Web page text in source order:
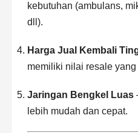
kebutuhan (ambulans,
dll).
Harga Jual Kembali
memiliki nilai resale yang
Jaringan Bengkel Luas
lebih mudah dan cepat.